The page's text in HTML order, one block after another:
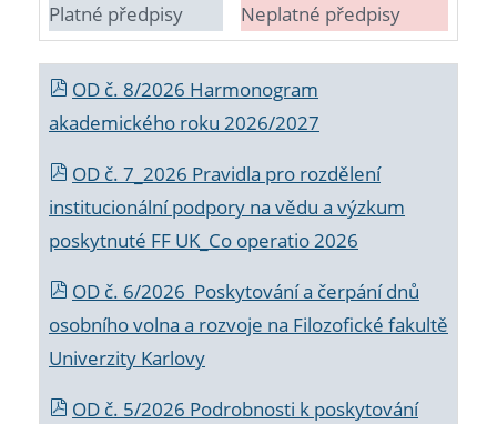
Platné předpisy Neplatné předpisy
OD č. 8/2026 Harmonogram
akademického roku 2026/2027
OD č. 7_2026 Pravidla pro rozdělení
institucionální podpory na vědu a výzkum
poskytnuté FF UK_Co operatio 2026
OD č. 6/2026 Poskytování a čerpání dnů
osobního volna a rozvoje na Filozofické fakultě
Univerzity Karlovy
OD č. 5/2026 Podrobnosti k poskytování